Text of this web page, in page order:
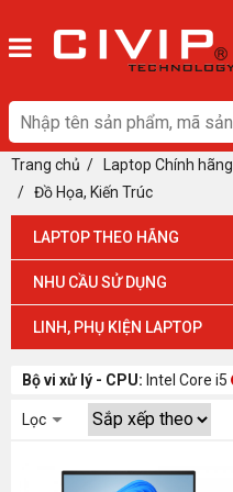
Trang chủ / Laptop Chính hãng
/ Đồ Họa, Kiến Trúc
LAPTOP THEO HÃNG
NHU CẦU SỬ DỤNG
LINH, PHỤ KIỆN LAPTOP
Bộ vi xử lý - CPU: Intel Core i5
Lọc